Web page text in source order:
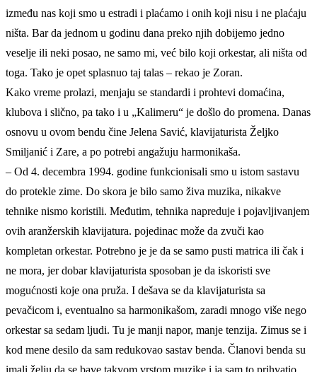
između nas koji smo u estradi i plaćamo i onih koji nisu i ne plaćaju
ništa. Bar da jednom u godinu dana preko njih dobijemo jedno
veselje ili neki posao, ne samo mi, već bilo koji orkestar, ali ništa od
toga. Tako je opet splasnuo taj talas – rekao je Zoran.
Kako vreme prolazi, menjaju se standardi i prohtevi domaćina,
klubova i slično, pa tako i u „Kalimeru“ je došlo do promena. Danas
osnovu u ovom bendu čine Jelena Savić, klavijaturista Željko
Smiljanić i Zare, a po potrebi angažuju harmonikaša.
– Od 4. decembra 1994. godine funkcionisali smo u istom sastavu
do protekle zime. Do skora je bilo samo živa muzika, nikakve
tehnike nismo koristili. Međutim, tehnika napreduje i pojavljivanjem
ovih aranžerskih klavijatura. pojedinac može da zvuči kao
kompletan orkestar. Potrebno je je da se samo pusti matrica ili čak i
ne mora, jer dobar klavijaturista sposoban je da iskoristi sve
mogućnosti koje ona pruža. I dešava se da klavijaturista sa
pevačicom i, eventualno sa harmonikašom, zaradi mnogo više nego
orkestar sa sedam ljudi. Tu je manji napor, manje tenzija. Zimus se i
kod mene desilo da sam redukovao sastav benda. Članovi benda su
imali želju da se bave takvom vrstom muzike i ja sam to prihvatio.